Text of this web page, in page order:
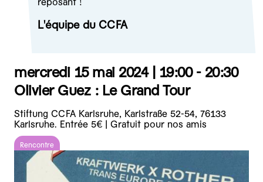
L'équipe du CCFA
mercredi 15 mai 2024 | 19:00 - 20:30
Olivier Guez : Le Grand Tour
Stiftung CCFA Karlsruhe, Karlstraße 52-54, 76133
Karlsruhe. Entrée 5€ | Gratuit pour nos amis
Rencontre